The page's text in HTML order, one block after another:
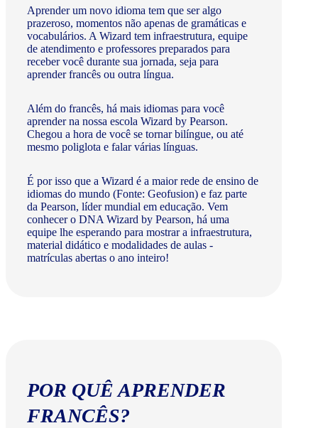
Aprender um novo idioma tem que ser algo
prazeroso, momentos não apenas de gramáticas e
vocabulários. A Wizard tem infraestrutura, equipe
de atendimento e professores preparados para
receber você durante sua jornada, seja para
aprender francês ou outra língua.
Além do francês, há mais idiomas para você
aprender na nossa escola Wizard by Pearson.
Chegou a hora de você se tornar bilíngue, ou até
mesmo poliglota e falar várias línguas.
É por isso que a Wizard é a maior rede de ensino de
idiomas do mundo (Fonte: Geofusion) e faz parte
da Pearson, líder mundial em educação. Vem
conhecer o DNA Wizard by Pearson, há uma
equipe lhe esperando para mostrar a infraestrutura,
material didático e modalidades de aulas -
matrículas abertas o ano inteiro!
POR QUÊ APRENDER
FRANCÊS?